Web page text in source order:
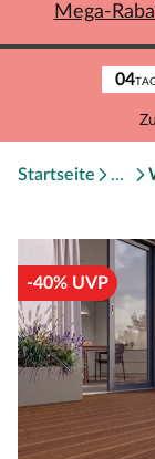
04
Mega-
Startseite
-40% UVP